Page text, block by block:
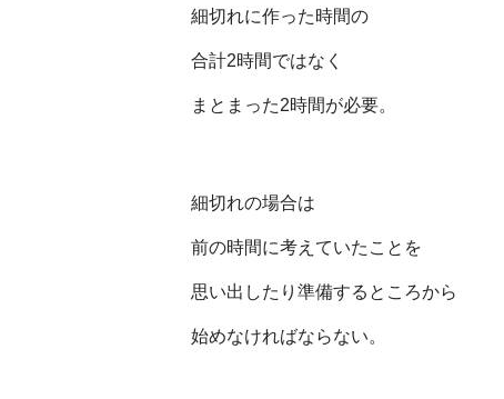
細切れに作った時間の
合計2時間ではなく
まとまった2時間が必要。
細切れの場合は
前の時間に考えていたことを
思い出したり準備するところから
始めなければならない。